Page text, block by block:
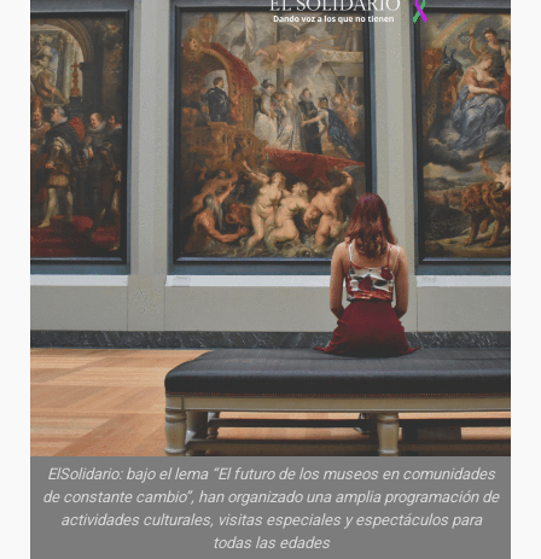
ElSolidario: bajo el lema “El futuro de los museos en comunidades
de constante cambio”, han organizado una amplia programación de
actividades culturales, visitas especiales y espectáculos para
todas las edades